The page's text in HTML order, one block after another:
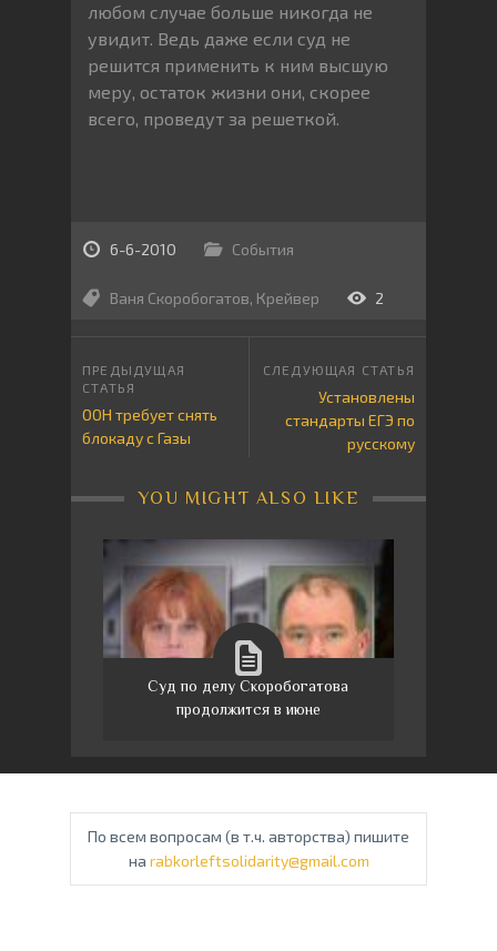
любом случае больше никогда не
увидит. Ведь даже если суд не
решится применить к ним высшую
меру, остаток жизни они, скорее
всего, проведут за решеткой.
6-6-2010 События
Ваня Скоробогатов, Крейвер 2
ООН требует снять
блокаду с Газы
Установлены
стандарты ЕГЭ по
русскому
YOU MIGHT ALSO LIKE
Суд по делу Скоробогатова
продолжится в июне
По всем вопросам (в т.ч. авторства) пишите
на rabkorleftsolidarity@gmail.com